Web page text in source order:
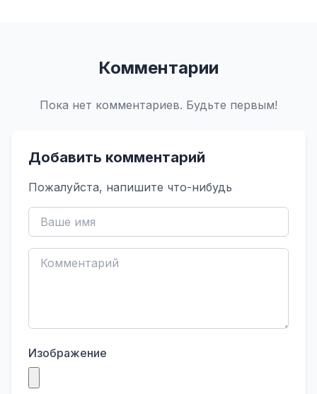
Комментарии
Пока нет комментариев. Будьте первым!
Добавить комментарий
Пожалуйста, напишите что-нибудь
Изображение